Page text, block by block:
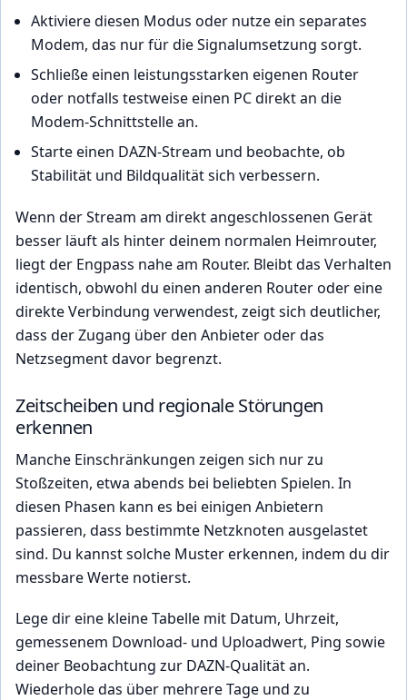
Aktiviere diesen Modus oder nutze ein separates
Modem, das nur für die Signalumsetzung sorgt.
Schließe einen leistungsstarken eigenen Router
oder notfalls testweise einen PC direkt an die
Modem-Schnittstelle an.
Starte einen DAZN-Stream und beobachte, ob
Stabilität und Bildqualität sich verbessern.
Wenn der Stream am direkt angeschlossenen Gerät
besser läuft als hinter deinem normalen Heimrouter,
liegt der Engpass nahe am Router. Bleibt das Verhalten
identisch, obwohl du einen anderen Router oder eine
direkte Verbindung verwendest, zeigt sich deutlicher,
dass der Zugang über den Anbieter oder das
Netzsegment davor begrenzt.
Zeitscheiben und regionale Störungen
erkennen
Manche Einschränkungen zeigen sich nur zu
Stoßzeiten, etwa abends bei beliebten Spielen. In
diesen Phasen kann es bei einigen Anbietern
passieren, dass bestimmte Netzknoten ausgelastet
sind. Du kannst solche Muster erkennen, indem du dir
messbare Werte notierst.
Lege dir eine kleine Tabelle mit Datum, Uhrzeit,
gemessenem Download- und Uploadwert, Ping sowie
deiner Beobachtung zur DAZN-Qualität an.
Wiederhole das über mehrere Tage und zu